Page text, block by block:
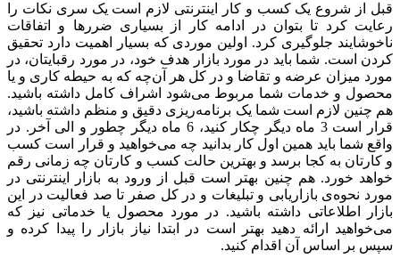
شروع یک کسب و کار اینترنتی لازم است یک سری نکات را
کرد تا بتوان در ادامه کار از بسیاری ضررها و اتفاقات
جلوگیری کرد. اولین موردی که بسیار اهمیت دارد تحقیق
است. شما باید در مورد بازار هدف خود، در مورد رقبایتان، در
میزان عرضه و تقاضا و در کل هر آن‌چه که به حیطه کاری و یا
و خدمات شما مربوط می‌شود اشراف کامل داشته باشید.
لازم است شما یک برنامه‌ریزی دقیق و منظم داشته باشید،
قرار است 3 ماه دیگر چکار کنید، 6 ماه دیگر چطور و الی آخر. در
شما باید همین اول کار بدانید چه می‌خواهید و قرار است کسب
به کجا برسد و بهترین حالت کسب و کارتان چه زمانی رقم
خورد. هم چنین بهتر است قبل از ورود به بازار اینترنتی در
نحوه‌ی بازاریابی و تبلیغات و در کل صفر تا صد فعالیت در این
اطلاعاتی داشته باشید. در مورد محصول یا خدماتی نیز که
ارائه دهید بهتر است در ابتدا نیاز بازار را پیدا کرده و
اساس آن اقدام کنید.